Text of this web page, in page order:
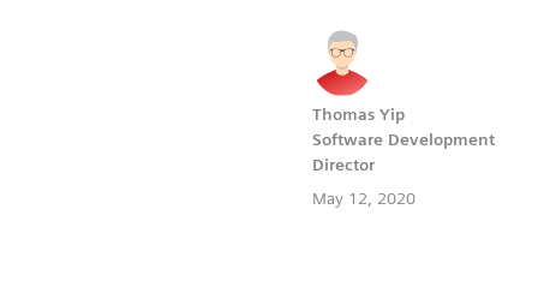
Thomas Yip
Software Development
Director
May 12, 2020